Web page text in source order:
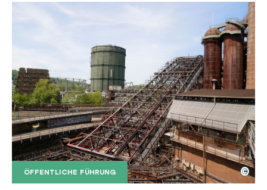
ÖFFENTLICHE FÜHRUNG
Der Erzschrägaufzug der Völklinger Hütte mit
Copyright: Weltkulturerbe Völklinger Hütte | Karl
©